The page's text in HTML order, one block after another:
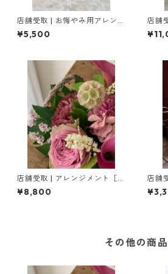
店舗受取 | お悔やみ用アレンジ
メント［ M ］
¥5,500
店舗
メン
店舗受取 | アレンジメント［ L
］
¥8,800
店舗
］
その他の商品